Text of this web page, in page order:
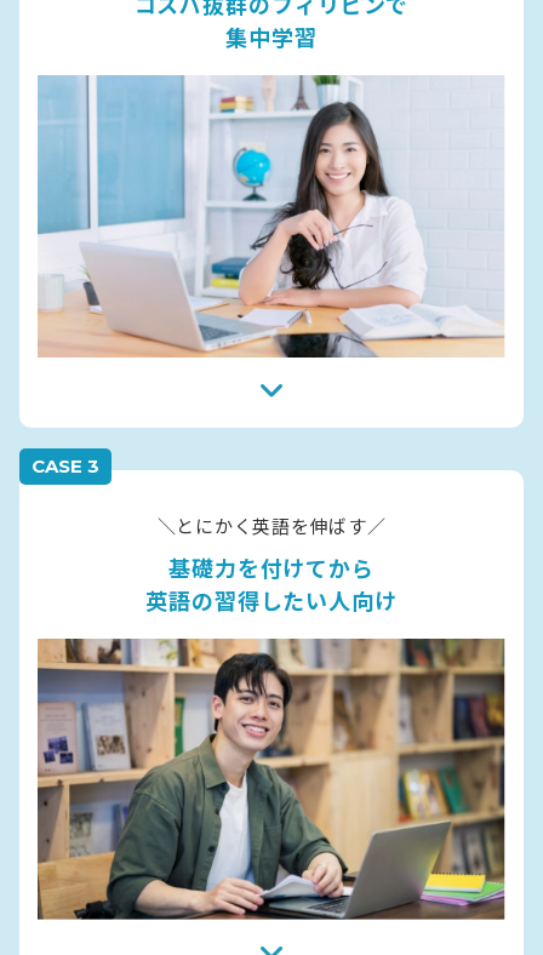
コスパ抜群のフィリピンで
集中学習
CASE 3
＼とにかく英語を伸ばす／
基礎力を付けてから
英語の習得したい人向け